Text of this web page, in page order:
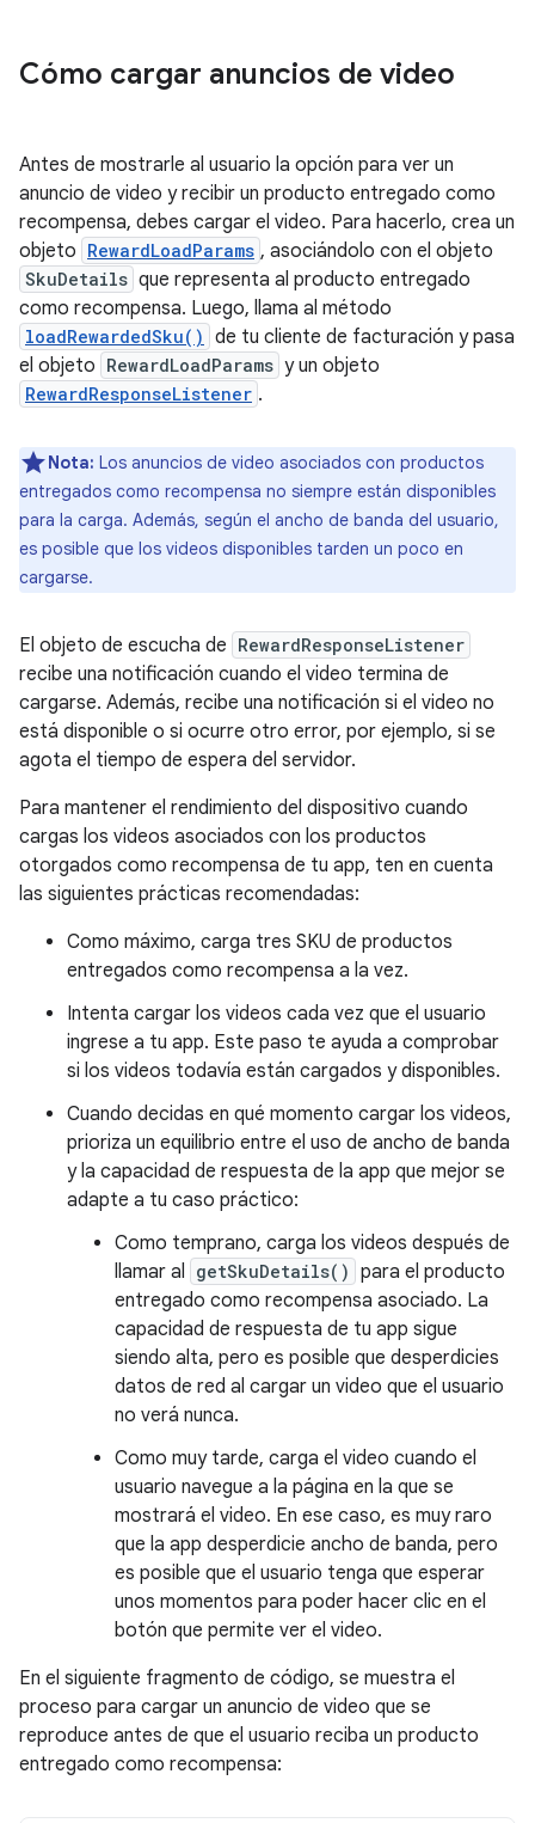
Cómo cargar anuncios de video
Antes de mostrarle al usuario la opción para ver un
anuncio de video y recibir un producto entregado como
recompensa, debes cargar el video. Para hacerlo, crea un
objeto RewardLoadParams , asociándolo con el objeto
SkuDetails que representa al producto entregado
como recompensa. Luego, llama al método
loadRewardedSku() de tu cliente de facturación y pasa
el objeto RewardLoadParams y un objeto
RewardResponseListener .
Nota: Los anuncios de video asociados con productos
entregados como recompensa no siempre están disponibles
para la carga. Además, según el ancho de banda del usuario,
es posible que los videos disponibles tarden un poco en
cargarse.
El objeto de escucha de RewardResponseListener
recibe una notificación cuando el video termina de
cargarse. Además, recibe una notificación si el video no
está disponible o si ocurre otro error, por ejemplo, si se
agota el tiempo de espera del servidor.
Para mantener el rendimiento del dispositivo cuando
cargas los videos asociados con los productos
otorgados como recompensa de tu app, ten en cuenta
las siguientes prácticas recomendadas:
Como máximo, carga tres SKU de productos
entregados como recompensa a la vez.
Intenta cargar los videos cada vez que el usuario
ingrese a tu app. Este paso te ayuda a comprobar
si los videos todavía están cargados y disponibles.
Cuando decidas en qué momento cargar los videos,
prioriza un equilibrio entre el uso de ancho de banda
y la capacidad de respuesta de la app que mejor se
adapte a tu caso práctico:
Como temprano, carga los videos después de
llamar al getSkuDetails() para el producto
entregado como recompensa asociado. La
capacidad de respuesta de tu app sigue
siendo alta, pero es posible que desperdicies
datos de red al cargar un video que el usuario
no verá nunca.
Como muy tarde, carga el video cuando el
usuario navegue a la página en la que se
mostrará el video. En ese caso, es muy raro
que la app desperdicie ancho de banda, pero
es posible que el usuario tenga que esperar
unos momentos para poder hacer clic en el
botón que permite ver el video.
En el siguiente fragmento de código, se muestra el
proceso para cargar un anuncio de video que se
reproduce antes de que el usuario reciba un producto
entregado como recompensa: